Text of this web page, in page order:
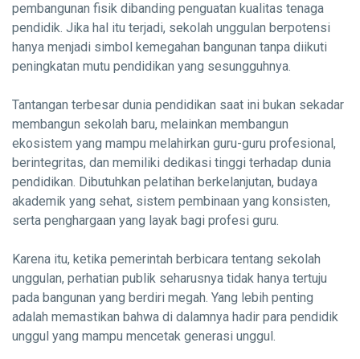
pembangunan fisik dibanding penguatan kualitas tenaga
pendidik. Jika hal itu terjadi, sekolah unggulan berpotensi
hanya menjadi simbol kemegahan bangunan tanpa diikuti
peningkatan mutu pendidikan yang sesungguhnya.
Tantangan terbesar dunia pendidikan saat ini bukan sekadar
membangun sekolah baru, melainkan membangun
ekosistem yang mampu melahirkan guru-guru profesional,
berintegritas, dan memiliki dedikasi tinggi terhadap dunia
pendidikan. Dibutuhkan pelatihan berkelanjutan, budaya
akademik yang sehat, sistem pembinaan yang konsisten,
serta penghargaan yang layak bagi profesi guru.
Karena itu, ketika pemerintah berbicara tentang sekolah
unggulan, perhatian publik seharusnya tidak hanya tertuju
pada bangunan yang berdiri megah. Yang lebih penting
adalah memastikan bahwa di dalamnya hadir para pendidik
unggul yang mampu mencetak generasi unggul.